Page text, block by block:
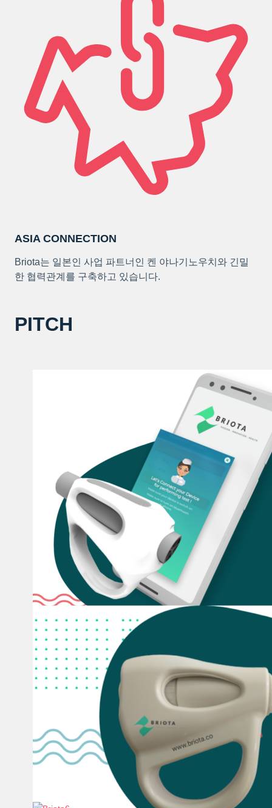
ASIA CONNECTION
Briota는 일본인 사업 파트너인 켄 야나기노우치와 긴밀
한 협력관계를 구축하고 있습니다.
PITCH